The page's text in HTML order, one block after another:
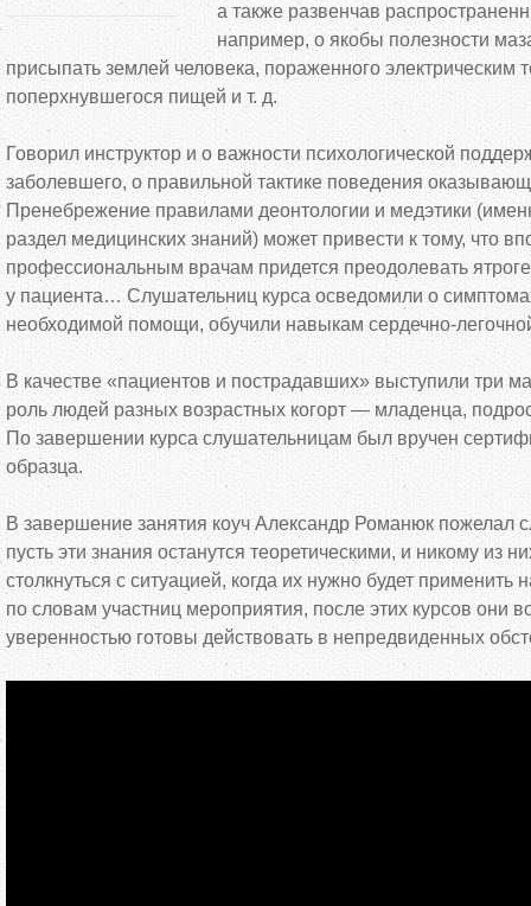
а также развенчав
например, о якобы полезности
присыпать землей человека, пораженного электрическим
поперхнувшегося пищей и т. д.
Говорил инструктор и о важности психологической
заболевшего, о правильной тактике поведения
Пренебрежение правилами деонтологии и медэтики
раздел медицинских знаний) может привести к тому, что
профессиональным врачам придется преодолевать
у пациента… Слушательниц курса осведомили о
необходимой помощи, обучили навыкам сердечно-
В качестве «пациентов и пострадавших»выступили три
роль людей разных возрастных когорт — младенца,
По завершении курса слушательницам был вручен
образца.
В завершение занятия коуч Александр Романюк пожелал
пусть эти знания останутся теоретическими, и никому из
столкнуться с ситуацией, когда их нужно будет применить
по словам участниц мероприятия, после этих курсов они
уверенностью готовы действовать в непредвиденных